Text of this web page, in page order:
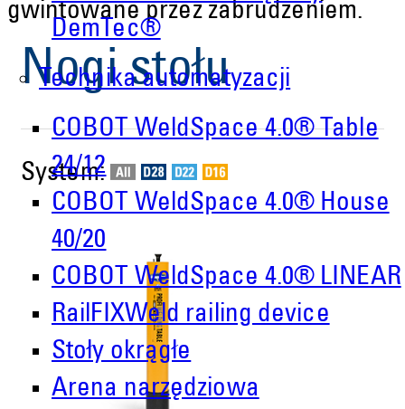
DemTec®
Technika automatyzacji
COBOT WeldSpace 4.0® Table
24/12
COBOT WeldSpace 4.0® House
40/20
COBOT WeldSpace 4.0® LINEAR
RailFIXWeld railing device
Stoły okrągłe
Arena narzędziowa
gwintowane przez zabrudzeniem.
Nogi stołu
System: